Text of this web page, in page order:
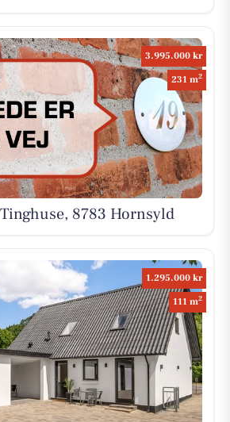
3.995.000 kr
231 m2
8783 Hornsyld
1.295.000 kr
111 m2